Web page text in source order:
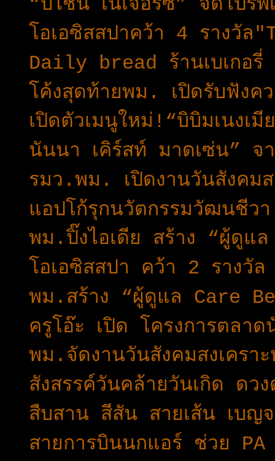
“บีไชน์ เนเจอร์ซี” จัดโป
โอเอซิสสปาคว้า 4 รางวั
Daily bread ร้านเบเกอ
โค้งสุดท้ายพม. เปิดรับฟัง
เปิดตัวเมนูใหม่!“บิบิมเนง
นันนา เคิร์สท์ มาดเซ่น” จ
รมว.พม. เปิดงานวันสังคม
แอปโก้รุกนวัตกรรมวัฒนชี
พม.ปิ๊งไอเดีย สร้าง “ผู้ดู
โอเอซิสสปา คว้า 2 ราง
พม.สร้าง “ผู้ดูแล Care
ครูโอ๊ะ เปิด โครงการตลา
พม.จัดงานวันสังคมสงเค
สังสรรค์วันคล้ายวันเกิด ด
สืบสาน สีสัน สายเส้น เบญ
สายการบินนกแอร์ ช่วย